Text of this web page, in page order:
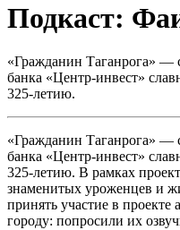
Подкаст:
«Гражданин Таганрога» —
банка «Центр-инвест»
325-летию.
«Гражданин Таганрога» —
банка «Центр-инвест»
325-летию. В рамках
знаменитых уроженцев и
принять участие в
городу: попросили их